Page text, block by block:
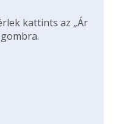
kattints az „Ár